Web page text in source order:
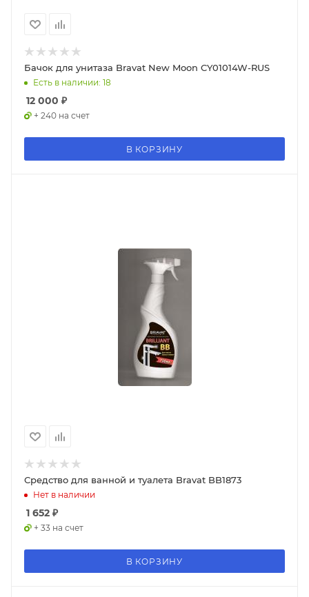
Бачок для унитаза Bravat New Moon CY01014W-RUS
Есть в наличии: 18
12 000 ₽
+ 240 на счет
В КОРЗИНУ
Средство для ванной и туалета Bravat BB1873
Нет в наличии
1 652 ₽
+ 33 на счет
В КОРЗИНУ